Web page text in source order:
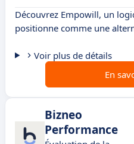
Découvrez Empowill, un
positionne comme une
Voir plus de détails
En
Bizneo
Performance